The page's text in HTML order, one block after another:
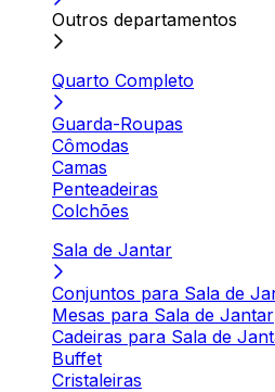
Outros departamentos
Quarto Completo
Guarda-Roupas
Cômodas
Camas
Penteadeiras
Colchões
Sala de Jantar
Conjuntos para Sala de
Mesas para Sala de Jantar
Cadeiras para Sala de
Buffet
Cristaleiras